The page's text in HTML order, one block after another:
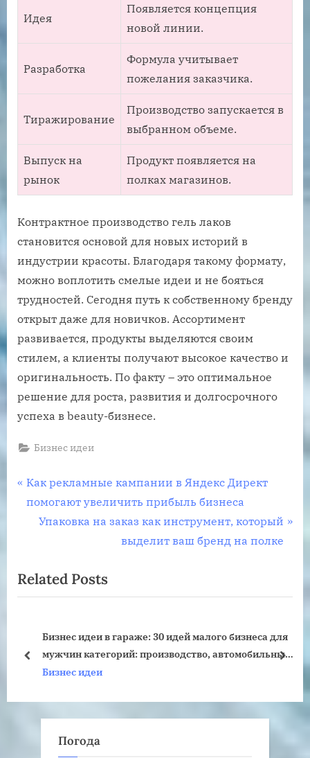
Идея
Появляется концепция
новой линии.
Разработка
Формула учитывает
пожелания заказчика.
Тиражирование
Производство запускается в
выбранном объеме.
Выпуск на
рынок
Продукт появляется на
полках магазинов.
Контрактное производство гель лаков
становится основой для новых историй в
индустрии красоты. Благодаря такому формату,
можно воплотить смелые идеи и не бояться
трудностей. Сегодня путь к собственному бренду
открыт даже для новичков. Ассортимент
развивается, продукты выделяются своим
стилем, а клиенты получают высокое качество и
оригинальность. По факту – это оптимальное
решение для роста, развития и долгосрочного
успеха в beauty-бизнесе.
Бизнес идеи
Навигация
по
P
r
o
u
o
Как рекламные кампании в Яндекс Директ
помогают увеличить прибыль бизнеса
N
t
P
s
t
Упаковка на заказ как инструмент, который
выделит ваш бренд на полке
Related Posts
Бизнес идеи в гараже: 30 идей малого бизнеса для
мужчин категорий: производство, автомобильный
и малый бизнес, идеи с минимальными
Бизнес идеи
prev next
Погода